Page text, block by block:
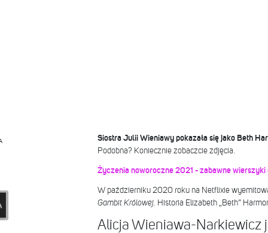
Siostra Julii Wieniawy pokazała się jako Beth
Podobna? Koniecznie zobaczcie zdjęcia.
Życzenia noworoczne 2021 - zabawne wierszyki
W październiku 2020 roku na Netflixie
Gambit Królowej. Historia Elizabeth „Beth”
Alicja Wieniawa-Narkiewicz